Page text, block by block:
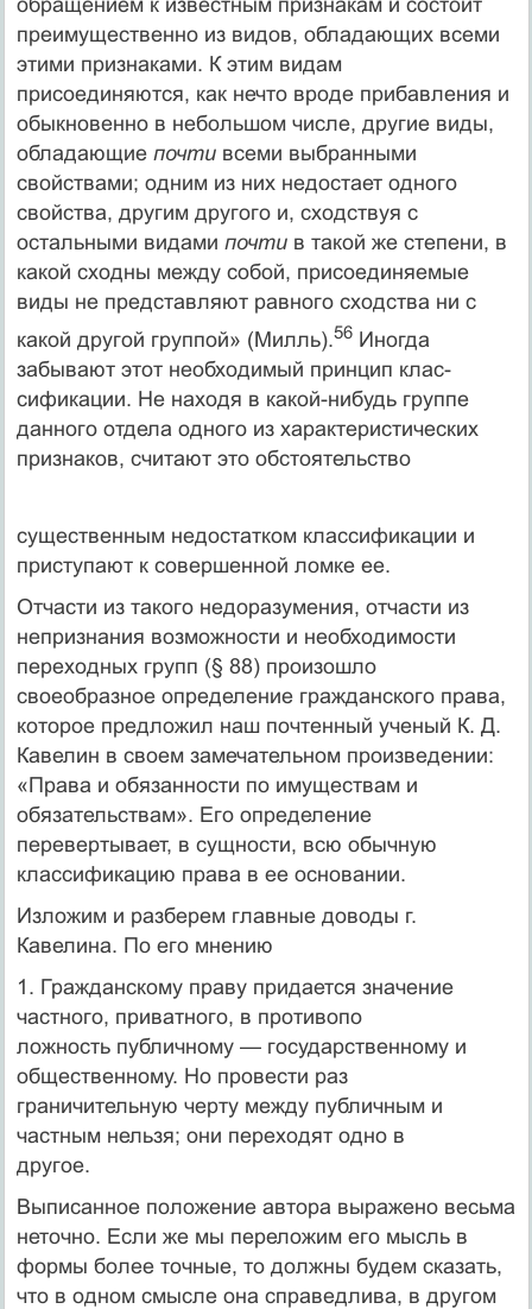
преимуществен­но из видов, обладающих всеми
этими признаками. К этим видам
присоединяются, как нечто вроде прибавления и
обыкновенно в небольшом числе, другие виды,
обладающие почти всеми выбран­ными
свойствами; одним из них недостает одного
свойства, дру­гим другого и, сходствуя с
остальными видами почти в такой же степени, в
какой сходны между собой, присоединяемые
виды не представляют равного сходства ни с
какой другой группой» (Милль).56Иногда
забывают этот необходимый принцип клас­
сификации. Не находя в какой-нибудь группе
данного отдела одного из характеристических
признаков, считают это обстоятельство
существенным недостатком классификации и
приступают к со­вершенной ломке ее.
Отчасти из такого недоразумения, отчасти из
непризнания возможности и необходимости
переходных групп (§ 88) про­изошло
своеобразное определение гражданского права,
которое предложил наш почтенный ученый К. Д.
Кавелин в своем заме­чательном произведении:
«Права и обязанности по имуществам и
обязательствам». Его определение
перевертывает, в сущно­сти, всю обычную
классификацию права в ее основании.
Изложим и разберем главные доводы г.
Кавелина. По его мнению
1. Гражданскому праву придается значение
частного, приватного, в противопо­
ложность публичному — государственному и
общественному. Но провести раз­
граничительную черту между публичным и
частным нельзя; они переходят одно в
другое.
Выписанное положение автора выражено весьма
неточно. Если же мы переложим его мысль в
формы более точные, то должны будем сказать,
что в одном смысле она справедлива, в другом